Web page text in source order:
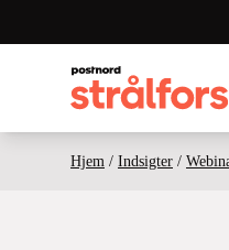
Hjem / Indsigter /